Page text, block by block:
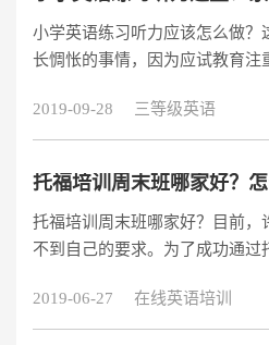
小学英语练习听力应该怎么做？
长惆怅的事情，因为应试教育注
短板。今天小编就来和大家分享
供家长参考！
2019-09-28 三等级英语
托福培训周末班哪家好？目前，
不到自己的要求。为了成功通过
班已经成为人们关注的问题之一
是走向成功的关键一步，必须仔
2019-06-27 在线英语培训